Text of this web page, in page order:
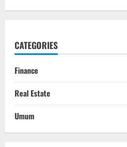
CATEGORIES
Finance
Real Estate
Umum